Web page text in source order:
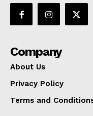
Company
About Us
Privacy Policy
Terms and